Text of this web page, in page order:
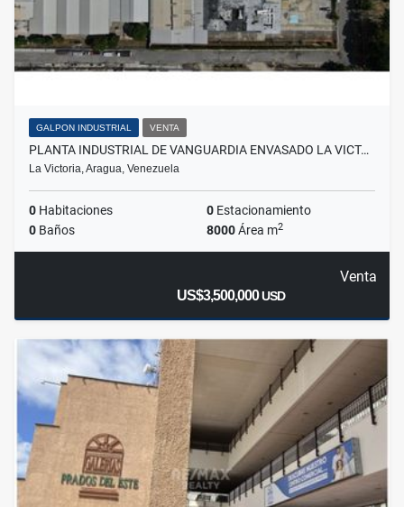
GALPON INDUSTRIAL VENTA
PLANTA INDUSTRIAL DE VANGUARDIA ENVASADO LA VICT…
La Victoria, Aragua, Venezuela
0 Habitaciones 0 Estacionamiento
0 Baños 8000Área m2
Venta
US$3,500,000USD